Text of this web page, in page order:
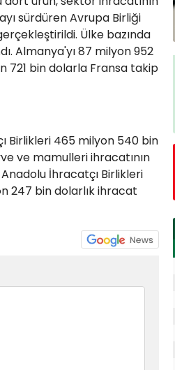
sürdüren Avrupa Birliği
Ülke bazında
Almanya'yı 87 milyon 952
721 bin dolarla Fransa takip
Birlikleri 465 milyon 540 bin
ve mamulleri ihracatının
İhracatçı Birlikleri
247 bin dolarlık ihracat